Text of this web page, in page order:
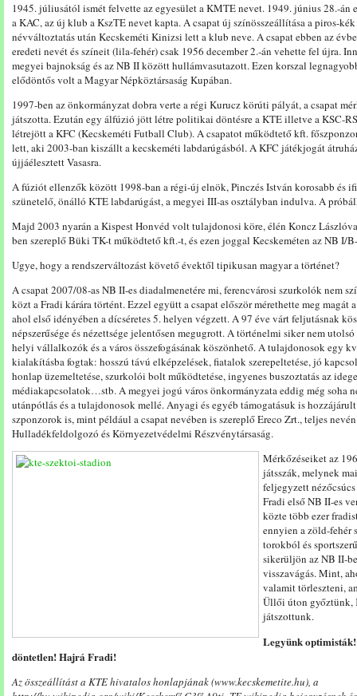
1945. júliusától ismét felvette az egyesület a KMTE nevet. 1949. június 28.-án
a KAC, az új klub a KszTE nevet kapta. A csapat új színösszeállítása a piros-
névváltoztatás után Kecskeméti Kinizsi lett a klub neve. A csapat ebben az
eredeti nevét és színeit (lila-fehér) csak 1956 december 2.-án vehette fel újra.
megyei bajnokság és az NB II között hullámvasutazott. Ezen korszal
elődöntős volt a Magyar Népköztársaság Kupában.
1997-ben az önkormányzat dobra verte a régi Kurucz körúti pályát, a csapat
játszotta. Ezután egy álfúzió jött létre politikai döntésre a KTE illetve a KSC-
létrejött a KFC (Kecskeméti Futball Club). A csapatot működtető kft.
lett, aki 2003-ban kiszállt a kecskeméti labdarúgásból. A KFC játékjogát
újjáélesztett Vasasra.
A fúziót ellenzők között 1998-ban a régi-új elnök, Pinczés István korosabb és
szünetelő, önálló KTE labdarúgást, a megyei III-as osztályban indulva. A
Majd 2003 nyarán a Kispest Honvéd volt tulajdonosi köre, élén Koncz
ben szereplő Büki TK-t működtető kft.-t, és ezen joggal Kecskeméten az NB I/
Ugye, hogy a rendszerváltozást követő évektől tipikusan magyar a történet?
A csapat 2007/08-as NB II-es diadalmenetére mi, ferencvárosi szurkolók nem
közt a Fradi kárára történt. Ezzel együtt a csapat először mérethette meg magát
ahol első idényében a dícséretes 5. helyen végzett. A 97 éve várt feljutásnak
népszerűsége és nézettsége jelentősen megugrott. A történelmi siker nem
helyi vállalkozók és a város összefogásának köszönhető. A tulajdonosok egy
kialakításba fogtak: hosszú távú elképzelések, fiatalok szerepeltetése, jó
honlap üzemeltetése, szurkolói bolt működtetése, ingyenes buszoztatás az
médiakapcsolatok…stb. A megyei jogú város önkormányzata eddig még soha
utánpótlás és a tulajdonosok mellé. Anyagi és egyéb támogatásuk is
szponzorok is, mint például a csapat nevében is szereplő Ereco Zrt., teljes
Hulladékfeldolgozó és Környezetvédelmi Részvénytársaság.
Mérkőzéseiket az
játsszák, melynek
feljegyzett
Fradi első NB II-es
közte több ezer
ennyien a zöld-fehér
torokból és
sikerüljön az NB II-
visszavágás. Mint,
valamit törleszteni,
Üllői úton győztünk,
játszottunk.
Legyünk optimisták!
döntetlen! Hajrá Fradi!
Az összeállítást a KTE hivatalos honlapjának (www.kecskemetite.hu), a